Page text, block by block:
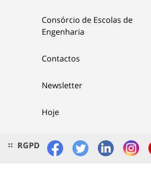
Consórcio de Escolas de
Engenharia
Contactos
Newsletter
Hoje
RGPD